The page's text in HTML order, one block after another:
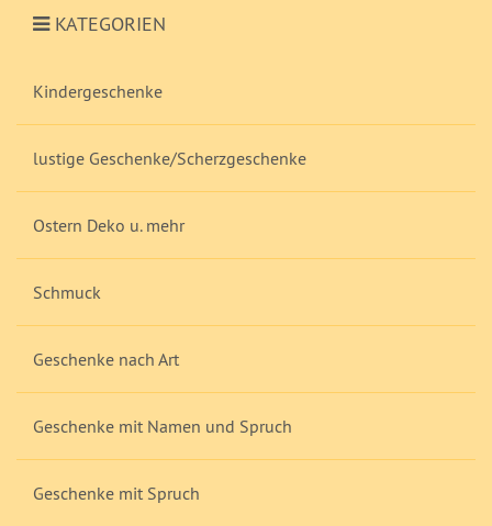
KATEGORIEN
Kindergeschenke
lustige Geschenke/Scherzgeschenke
Ostern Deko u. mehr
Schmuck
Geschenke nach Art
Geschenke mit Namen und Spruch
Geschenke mit Spruch